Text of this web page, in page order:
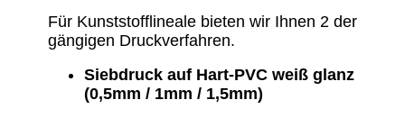
Für Kunststofflineale bieten wir Ihnen 2 der
gängigen Druckverfahren.
Siebdruck auf Hart-PVC weiß glanz
(0,5mm / 1mm / 1,5mm)